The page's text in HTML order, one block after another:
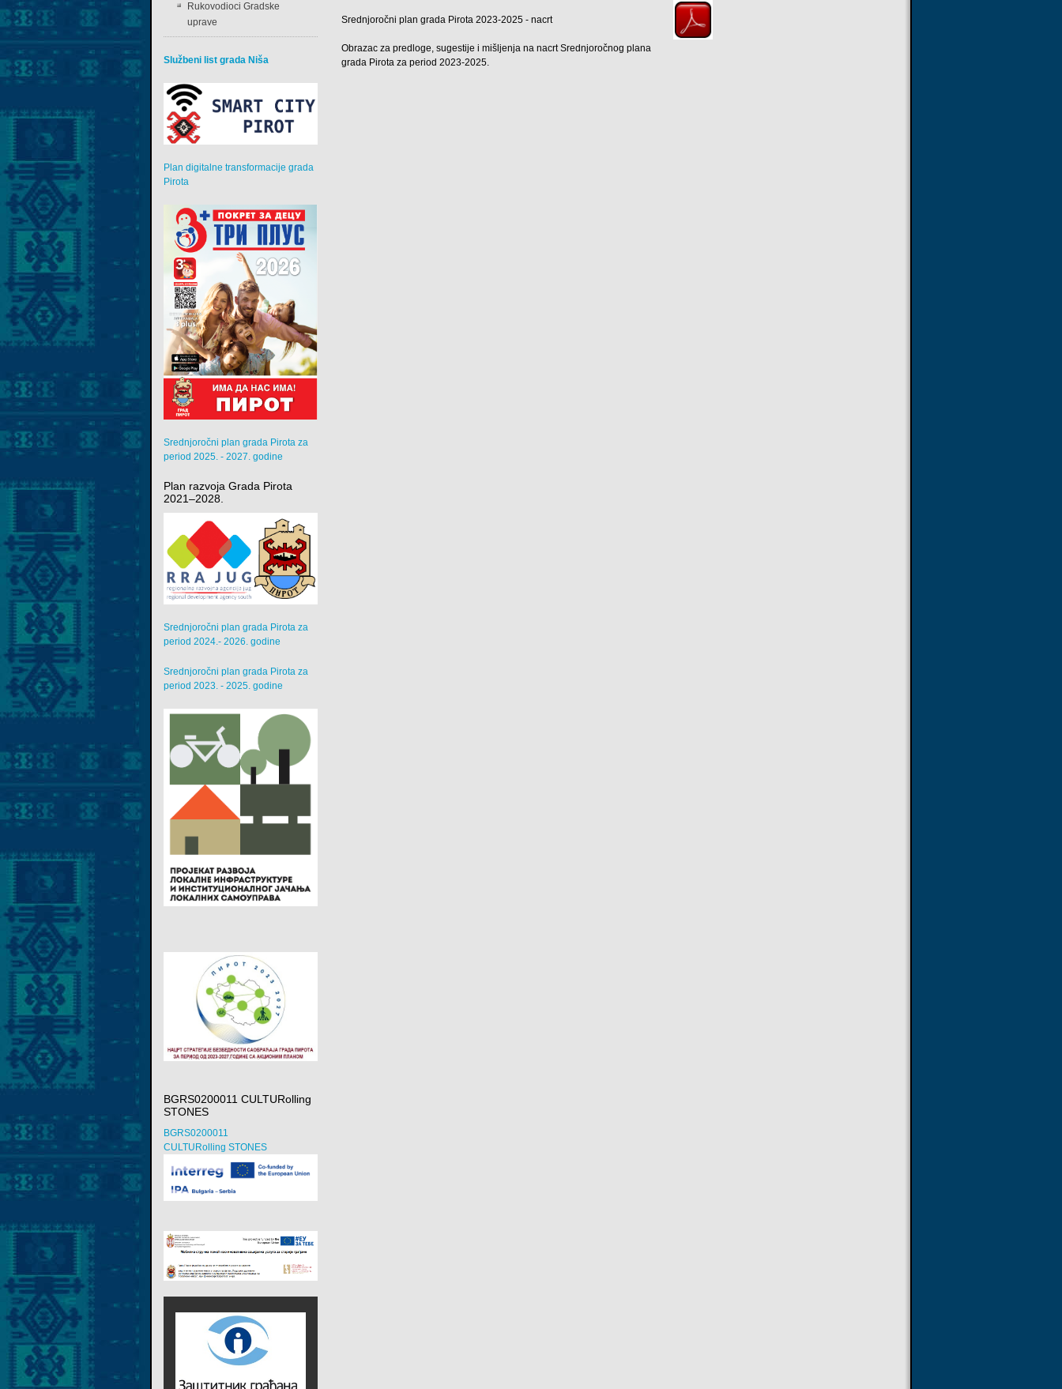
Srednjoročni plan grada Pirota 2023-2025 - nacrt
Obrazac za predloge, sugestije i mišljenja na nacrt Srednjoročnog plana
grada Pirota za period 2023-2025.
Rukovodioci Gradske
uprave
Službeni list grada Niša
Plan digitalne transformacije grada
Pirota
Srednjoročni plan grada Pirota za
period 2025. - 2027. godine
Plan razvoja Grada Pirota
2021–2028.
Srednjoročni plan grada Pirota za
period 2024.- 2026. godine
Srednjoročni plan grada Pirota za
period 2023. - 2025. godine
BGRS0200011 CULTURolling
STONES
BGRS0200011
CULTURolling STONES